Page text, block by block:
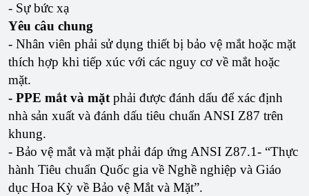
- Sự bức xạ
Yêu câu chung
- Nhân viên phải sử dụng thiết bị bảo vệ mắt hoặc mặt
thích hợp khi tiếp xúc với các nguy cơ về mắt hoặc
mặt.
- PPE mắt và mặtphải được đánh dấu để xác định
nhà sản xuất và đánh dấu tiêu chuẩn ANSI Z87 trên
khung.
- Bảo vệ mắt và mặt phải đáp ứng ANSI Z87.1- “Thực
hành Tiêu chuẩn Quốc gia về Nghề nghiệp và Giáo
dục Hoa Kỳ về Bảo vệ Mắt và Mặt”.